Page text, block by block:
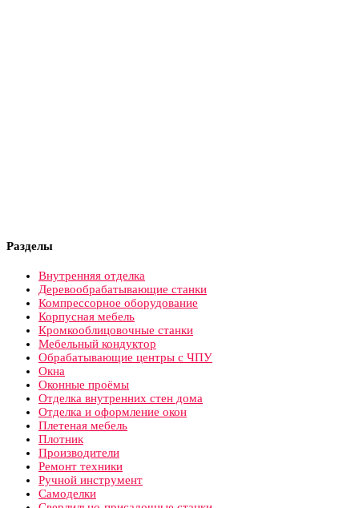
Разделы
Внутренняя отделка
Деревообрабатывающие станки
Компрессорное оборудование
Корпусная мебель
Кромкооблицовочные станки
Мебельный кондуктор
Обрабатывающие центры с ЧПУ
Окна
Оконные проёмы
Отделка внутренних стен дома
Отделка и оформление окон
Плетеная мебель
Плотник
Производители
Ремонт техники
Ручной инструмент
Самоделки